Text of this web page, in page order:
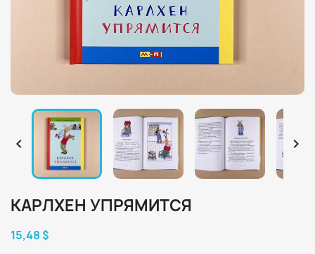
 
КАРЛХЕН УПРЯМИТСЯ
15,48 $